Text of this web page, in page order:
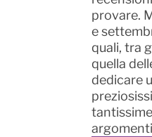
provare.
e
quali, tra
quella
dedicare